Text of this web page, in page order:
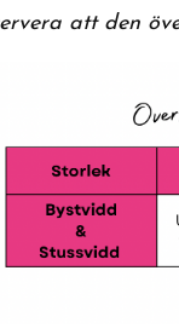
att den